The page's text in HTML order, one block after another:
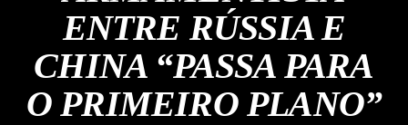
ENTRE RÚSSIA E
CHINA “PASSA PARA
O PRIMEIRO PLANO”